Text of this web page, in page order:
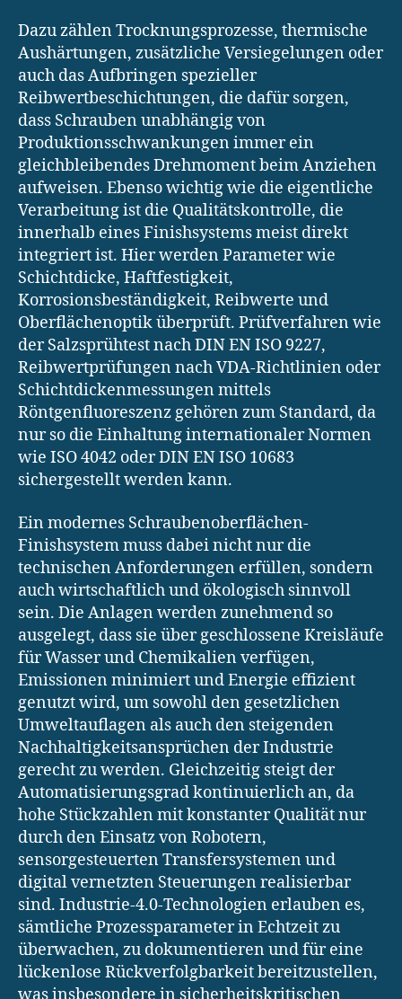
Dazu zählen Trocknungsprozesse, thermische
Aushärtungen, zusätzliche Versiegelungen oder
auch das Aufbringen spezieller
Reibwertbeschichtungen, die dafür sorgen,
dass Schrauben unabhängig von
Produktionsschwankungen immer ein
gleichbleibendes Drehmoment beim Anziehen
aufweisen. Ebenso wichtig wie die eigentliche
Verarbeitung ist die Qualitätskontrolle, die
innerhalb eines Finishsystems meist direkt
integriert ist. Hier werden Parameter wie
Schichtdicke, Haftfestigkeit,
Korrosionsbeständigkeit, Reibwerte und
Oberflächenoptik überprüft. Prüfverfahren wie
der Salzsprühtest nach DIN EN ISO 9227,
Reibwertprüfungen nach VDA-Richtlinien oder
Schichtdickenmessungen mittels
Röntgenfluoreszenz gehören zum Standard, da
nur so die Einhaltung internationaler Normen
wie ISO 4042 oder DIN EN ISO 10683
sichergestellt werden kann.
Ein modernes Schraubenoberflächen-
Finishsystem muss dabei nicht nur die
technischen Anforderungen erfüllen, sondern
auch wirtschaftlich und ökologisch sinnvoll
sein. Die Anlagen werden zunehmend so
ausgelegt, dass sie über geschlossene Kreisläufe
für Wasser und Chemikalien verfügen,
Emissionen minimiert und Energie effizient
genutzt wird, um sowohl den gesetzlichen
Umweltauflagen als auch den steigenden
Nachhaltigkeitsansprüchen der Industrie
gerecht zu werden. Gleichzeitig steigt der
Automatisierungsgrad kontinuierlich an, da
hohe Stückzahlen mit konstanter Qualität nur
durch den Einsatz von Robotern,
sensorgesteuerten Transfersystemen und
digital vernetzten Steuerungen realisierbar
sind. Industrie-4.0-Technologien erlauben es,
sämtliche Prozessparameter in Echtzeit zu
überwachen, zu dokumentieren und für eine
lückenlose Rückverfolgbarkeit bereitzustellen,
was insbesondere in sicherheitskritischen